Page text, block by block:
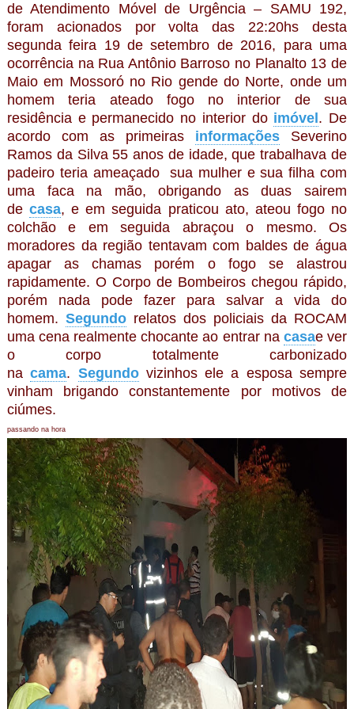
de Atendimento Móvel de Urgência – SAMU 192,
foram acionados por volta das 22:20hs desta
segunda feira 19 de setembro de 2016, para uma
ocorrência na Rua Antônio Barroso no Planalto 13 de
Maio em Mossoró no Rio gende do Norte, onde um
homem teria ateado fogo no interior de sua
residência e permanecido no interior do imóvel . De
acordo com as primeiras informações Severino
Ramos da Silva 55 anos de idade, que trabalhava de
padeiro teria ameaçado sua mulher e sua filha com
uma faca na mão, obrigando as duas sairem
decasa, e em seguida praticou ato, ateou fogo no
colchão e em seguida abraçou o mesmo. Os
moradores da região tentavam com baldes de água
apagar as chamas porém o fogo se alastrou
rapidamente. O Corpo de Bombeiros chegou rápido,
porém nada pode fazer para salvar a vida do
homem. Segundorelatos dos policiais da ROCAM
uma cena realmente chocante ao entrar na casae ver
o corpo totalmente carbonizado
nacama. Segundovizinhos ele a esposa sempre
vinham brigando constantemente por motivos de
ciúmes.
passando na hora